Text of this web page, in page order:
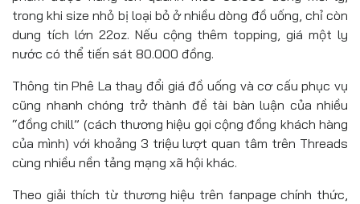
trong khi size nhỏ bị loại bỏ ở nhiều dòng đồ uống, chỉ còn
dung tích lớn 22oz. Nếu cộng thêm topping, giá một ly
nước có thể tiến sát 80.000 đồng.
Thông tin Phê La thay đổi giá đồ uống và cơ cấu phục vụ
cũng nhanh chóng trở thành đề tài bàn luận của nhiều
“đồng chill” (cách thương hiệu gọi cộng đồng khách hàng
của mình) với khoảng 3 triệu lượt quan tâm trên Threads
cùng nhiều nền tảng mạng xã hội khác.
Theo giải thích từ thương hiệu trên fanpage chính thức,